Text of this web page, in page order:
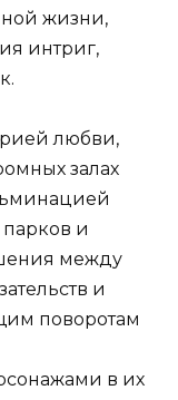
жизни,
интриг,
любви,
залах
и
между
и
поворотам
в их